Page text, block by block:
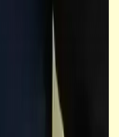
السر في استعانة الأهلي
لتحقيق البطولات